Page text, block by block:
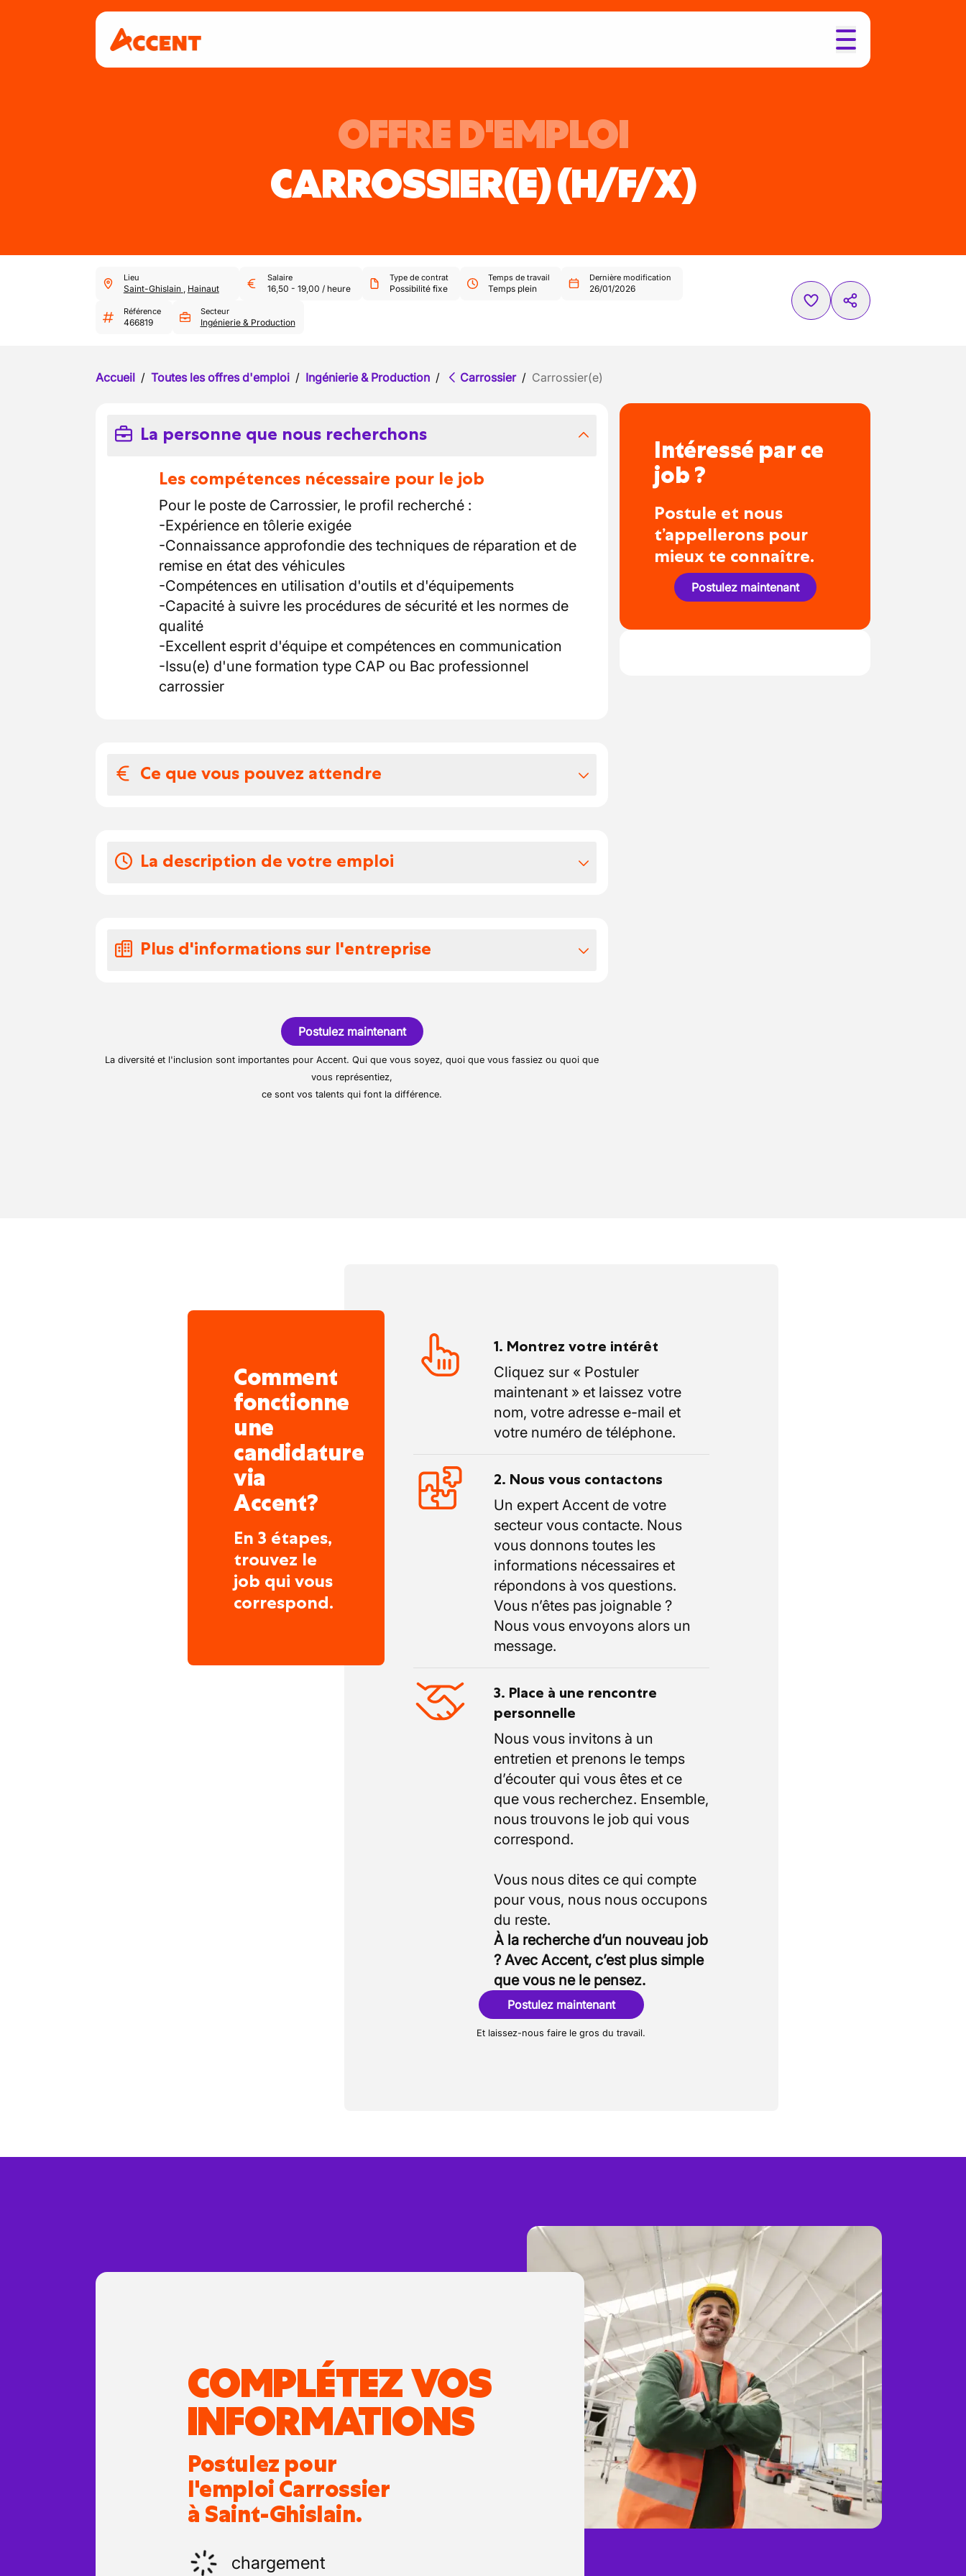
OFFRE D'EMPLOI
CARROSSIER(E)(H/F/X)
Lieu
Saint-Ghislain , Hainaut
Salaire
16,50 - 19,00 / heure
Type de contrat
Possibilité fixe
Temps de travail
Temps plein
Dernière modification
26/01/2026
Référence
466819
Secteur
Ingénierie & Production
Accueil / Toutes les offres d'emploi / Ingénierie & Production / Carrossier / Carrossier(e)
La personne que nous recherchons
Les compétences nécessaire pour le job
Pour le poste de Carrossier, le profil recherché :
-Expérience en tôlerie exigée
-Connaissance approfondie des techniques de réparation et de
remise en état des véhicules
-Compétences en utilisation d'outils et d'équipements
-Capacité à suivre les procédures de sécurité et les normes de
qualité
-Excellent esprit d'équipe et compétences en communication
-Issu(e) d'une formation type CAP ou Bac professionnel
carrossier
Ce que vous pouvez attendre
Avoir la possibilité de travailler sur les technologies dernier cri
La description de votre emploi
-Travaux de carrosserie: découpe, montage, assemblage,
-Commercialisation des pièces de rechange et accessoires
Plus d'informations sur l'entreprise
Postulez maintenant
La diversité et l'inclusion sont importantes pour Accent. Qui que vous soyez, quoi que vous fassiez ou quoi que
vous représentiez,
ce sont vos talents qui font la différence.
Intéressé par ce
job ?
Postule et nous
t’appellerons pour
mieux te connaître.
Postulez maintenant
Comment
fonctionne
une
candidature
via
Accent?
En 3 étapes,
trouvez le
job qui vous
correspond.
1. Montrez votre intérêt
Cliquez sur « Postuler
maintenant » et laissez votre
nom, votre adresse e-mail et
votre numéro de téléphone.
2. Nous vous contactons
Un expert Accent de votre
secteur vous contacte. Nous
vous donnons toutes les
informations nécessaires et
répondons à vos questions.
Vous n’êtes pas joignable ?
Nous vous envoyons alors un
message.
3. Place à une rencontre
personnelle
Nous vous invitons à un
entretien et prenons le temps
d’écouter qui vous êtes et ce
que vous recherchez. Ensemble,
nous trouvons le job qui vous
correspond.
Vous nous dites ce qui compte
pour vous, nous nous occupons
À la recherche d’un nouveau job
? Avec Accent, c’est plus simple
que vous ne le pensez.
Postulez maintenant
Et laissez-nous faire le gros du travail.
COMPLÉTEZ VOS
INFORMATIONS
Postulez pour
l'emploi Carrossier
à Saint-Ghislain.
chargement